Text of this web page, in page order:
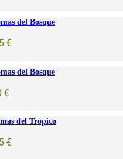
del Bosque
€
del Bosque
€
del Tropico
€